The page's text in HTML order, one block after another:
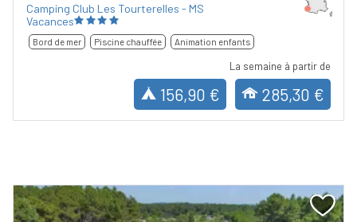
Camping Club Les Tourterelles - MS
Vacances
Bord de mer Piscine chauffée Animation enfants
La semaine à partir de
156,90 € 285,30 €